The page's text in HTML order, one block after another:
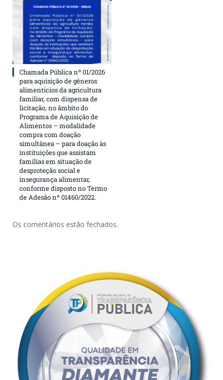
Chamada Pública nº 01/2026
para aquisição de gêneros
alimentícios da agricultura
familiar, com dispensa de
licitação, no âmbito do
Programa de Aquisição de
Alimentos – modalidade
compra com doação
simultânea – para doação às
instituições que assistam
famílias em situação de
desproteção social e
insegurança alimentar,
conforme disposto no Termo
de Adesão nº 01460/2022.
Os comentários estão fechados.